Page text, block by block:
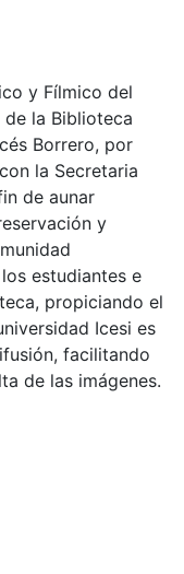
y Fílmico del
la Biblioteca
Borrero, por
la Secretaria
de aunar
y
estudiantes e
propiciando el
Icesi es
facilitando
de las imágenes.